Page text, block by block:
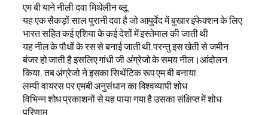
एम बी याने नीली दवा मिथेलीन ब्लू
यह एक सैकड़ों साल पुरानी दवा है जो आयुर्वेद में बुखार इंफेक्शन के लिए
भारत सहित कई एशिया के कई देशों में इस्तेमाल की जाती थी
यह नील के पौधों के रस से बनाई जाती थी.परन्तु इस खेती से जमीन
बंजर हो जाती है इसलिए गांधी जी अंग्रेजो के समय नील।आंदोलन
किया. तब अंग्रेजो ने इसका सिथेंटिक रूप एम बी बनाया.
लम्पी वायरस पर एमबी अनुसंधान का विश्वव्यापी शोध
विभिन्न शोध प्रकाशनों से यह पाया गया है उसका संक्षिप्त में शोध
परिणाम